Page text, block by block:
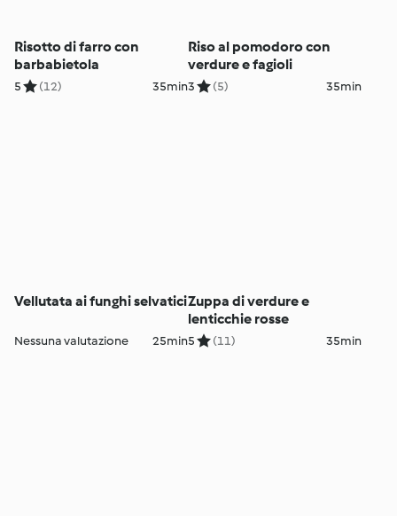
Risotto di farro con
barbabietola
5 (12) 35min
Riso al pomodoro con
verdure e fagioli
3 (5) 35min
Vellutata ai funghi selvatici
Nessuna valutazione 25min
Zuppa di verdure e
lenticchie rosse
5 (11) 35min